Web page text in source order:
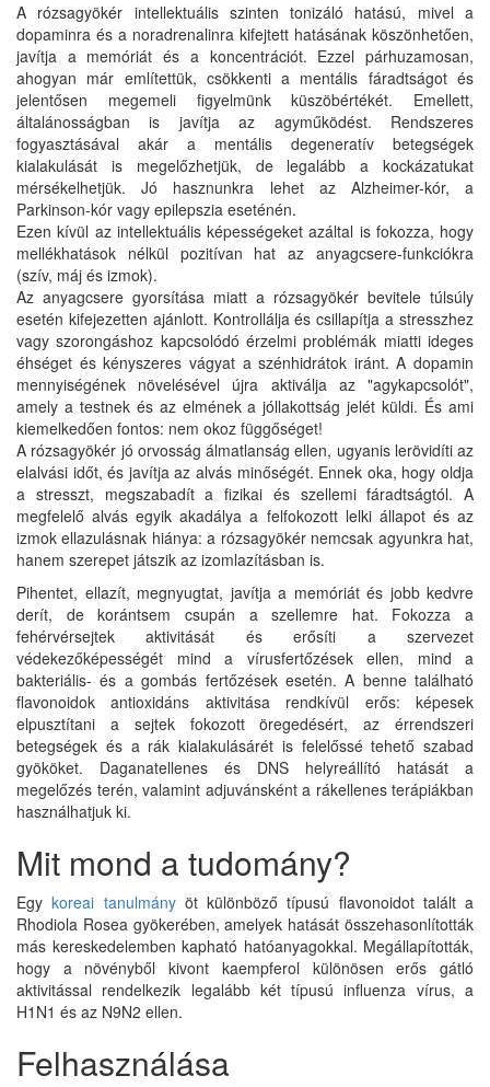
A rózsagyökér intellektuális szinten tonizáló hatású, mivel a
dopaminra és a noradrenalinra kifejtett hatásának köszönhetően,
javítja a memóriát és a koncentrációt. Ezzel párhuzamosan,
ahogyan már említettük, csökkenti a mentális fáradtságot és
jelentősen megemeli figyelmünk küszöbértékét. Emellett,
általánosságban is javítja az agyműködést. Rendszeres
fogyasztásával akár a mentális degeneratív betegségek
kialakulását is megelőzhetjük, de legalább a kockázatukat
mérsékelhetjük. Jó hasznunkra lehet az Alzheimer-kór, a
Parkinson-kór vagy epilepszia eseténén.
Ezen kívül az intellektuális képességeket azáltal is fokozza, hogy
mellékhatások nélkül pozitívan hat az anyagcsere-funkciókra
(szív, máj és izmok).
Az anyagcsere gyorsítása miatt a rózsagyökér bevitele túlsúly
esetén kifejezetten ajánlott. Kontrollálja és csillapítja a stresszhez
vagy szorongáshoz kapcsolódó érzelmi problémák miatti ideges
éhséget és kényszeres vágyat a szénhidrátok iránt. A dopamin
mennyiségének növelésével újra aktiválja az "agykapcsolót",
amely a testnek és az elmének a jóllakottság jelét küldi. És ami
kiemelkedően fontos: nem okoz függőséget!
A rózsagyökér jó orvosság álmatlanság ellen, ugyanis lerövidíti az
elalvási időt, és javítja az alvás minőségét. Ennek oka, hogy oldja
a stresszt, megszabadít a fizikai és szellemi fáradtságtól. A
megfelelő alvás egyik akadálya a felfokozott lelki állapot és az
izmok ellazulásnak hiánya: a rózsagyökér nemcsak agyunkra hat,
hanem szerepet játszik az izomlazításban is.
Pihentet, ellazít, megnyugtat, javítja a memóriát és jobb kedvre
derít, de korántsem csupán a szellemre hat. Fokozza a
fehérvérsejtek aktivitását és erősíti a szervezet
védekezőképességét mind a vírusfertőzések ellen, mind a
bakteriális- és a gombás fertőzések esetén. A benne található
flavonoidok antioxidáns aktivitása rendkívül erős: képesek
elpusztítani a sejtek fokozott öregedésért, az érrendszeri
betegségek és a rák kialakulásárét is felelőssé tehető szabad
gyököket. Daganatellenes és DNS helyreállító hatását a
megelőzés terén, valamint adjuvánsként a rákellenes terápiákban
használhatjuk ki.
Mit mond a tudomány?
Egykoreai tanulmányöt különböző típusú flavonoidot talált a
Rhodiola Rosea gyökerében, amelyek hatását összehasonlították
más kereskedelemben kapható hatóanyagokkal. Megállapították,
hogy a növényből kivont kaempferol különösen erős gátló
aktivitással rendelkezik legalább két típusú influenza vírus, a
H1N1 és az N9N2 ellen.
Felhasználása